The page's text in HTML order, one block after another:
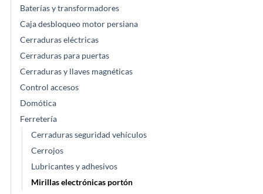
Baterías y transformadores
Caja desbloqueo motor persiana
Cerraduras eléctricas
Cerraduras para puertas
Cerraduras y llaves magnéticas
Control accesos
Domótica
Ferretería
Cerraduras seguridad vehículos
Cerrojos
Lubricantes y adhesivos
Mirillas electrónicas portón